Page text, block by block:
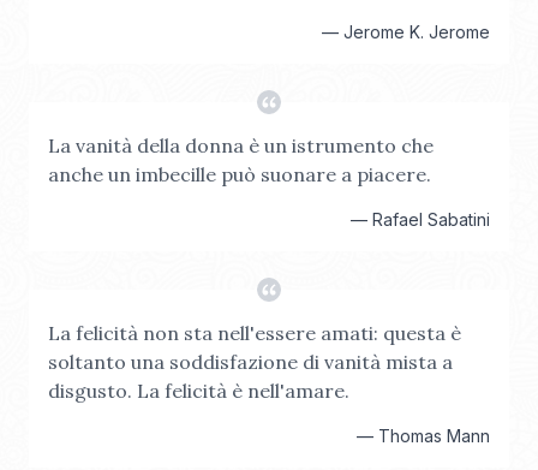
— Jerome K. Jerome
La vanità della donna è un istrumento che
anche un imbecille può suonare a piacere.
— Rafael Sabatini
La felicità non sta nell'essere amati: questa è
soltanto una soddisfazione di vanità mista a
disgusto. La felicità è nell'amare.
— Thomas Mann